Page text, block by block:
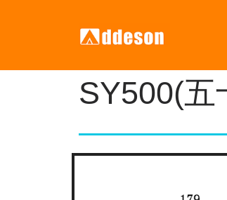
SY500(五